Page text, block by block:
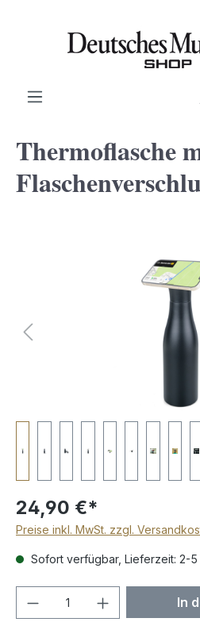
Thermoflasche
24,90 €*
Preise inkl. MwSt. zzgl.
Sofort verfügbar, Lieferzeit: 2-5
Produkt Anzahl: In